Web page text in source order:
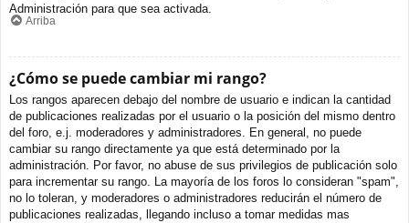
Administración para que sea activada.
Arriba
¿Cómo se puede cambiar mi rango?
Los rangos aparecen debajo del nombre de usuario e indican la cantidad
de publicaciones realizadas por el usuario o la posición del mismo dentro
del foro, e.j. moderadores y administradores. En general, no puede
cambiar su rango directamente ya que está determinado por la
administración. Por favor, no abuse de sus privilegios de publicación solo
para incrementar su rango. La mayoría de los foros lo consideran "spam",
no lo toleran, y moderadores o administradores reducirán el número de
publicaciones realizadas, llegando incluso a tomar medidas mas